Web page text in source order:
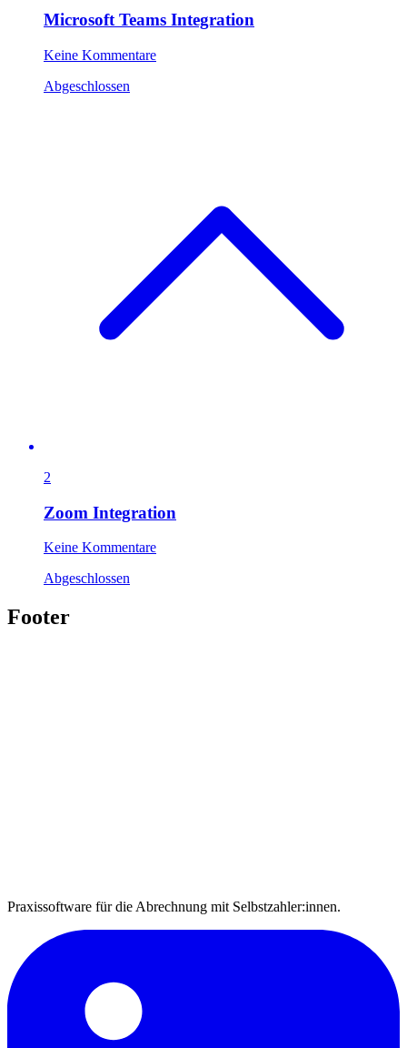
Microsoft Teams Integration
Keine Kommentare
Abgeschlossen
2
Zoom Integration
Keine Kommentare
Abgeschlossen
Footer
Praxissoftware für die Abrechnung mit Selbstzahler:innen.